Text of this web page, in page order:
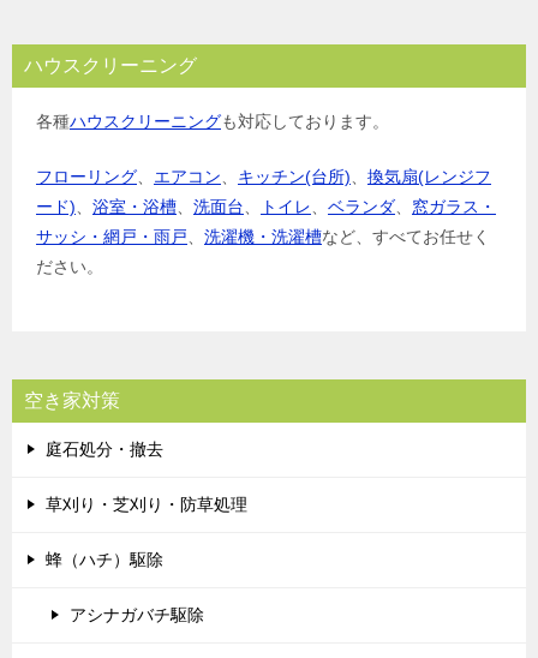
ハウスクリーニング
各種ハウスクリーニングも対応しております。
フローリング エアコン キッチン(台所)
換気扇(レンジフ
ード)
浴室・浴槽 洗面台 トイレ ベランダ
窓ガラス・
サッシ・網戸・雨戸
洗濯機・洗濯槽など、すべてお任せく
ださい。
空き家対策
庭石処分・撤去
草刈り・芝刈り・防草処理
蜂（ハチ）駆除
アシナガバチ駆除